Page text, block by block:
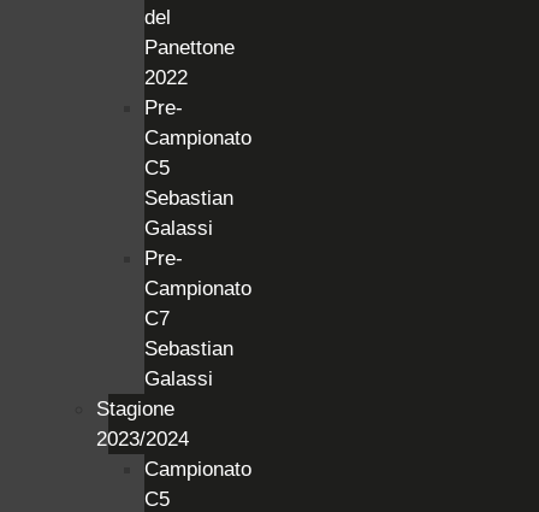
del
Panettone
2022
Pre-
Campionato
C5
Sebastian
Galassi
Pre-
Campionato
C7
Sebastian
Galassi
Stagione
2023/2024
Campionato
C5